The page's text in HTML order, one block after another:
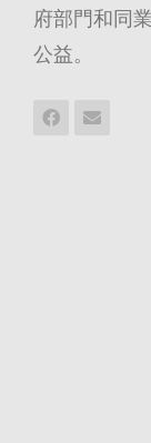
府部門和同
公益。